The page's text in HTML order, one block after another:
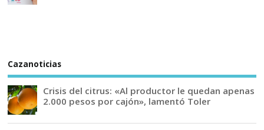
Cazanoticias
Crisis del citrus: «Al productor le quedan apenas
2.000 pesos por cajón», lamentó Toler